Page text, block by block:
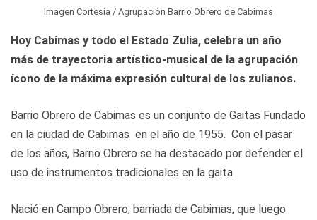
Imagen Cortesia / Agrupación Barrio Obrero de Cabimas
Hoy Cabimas y todo el Estado Zulia, celebra un año
más de trayectoria artístico-musical de la agrupación
ícono de la máxima expresión cultural de los zulianos.
Barrio Obrero de Cabimas es un conjunto de Gaitas Fundado
en la ciudad de Cabimas en el año de 1955. Con el pasar
de los años, Barrio Obrero se ha destacado por defender el
uso de instrumentos tradicionales en la gaita.
Nació en Campo Obrero, barriada de Cabimas, que luego